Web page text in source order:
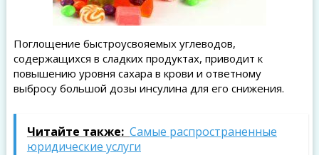
Поглощение быстроусвояемых углеводов,
содержащихся в сладких продуктах, приводит к
повышению уровня сахара в крови и ответному
выбросу большой дозы инсулина для его снижения.
Читайте также: Самые распространенные
юридические услуги